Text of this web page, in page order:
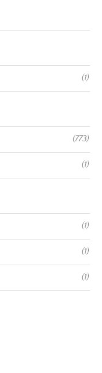
(1)
(773)
(1)
(1)
(1)
(1)